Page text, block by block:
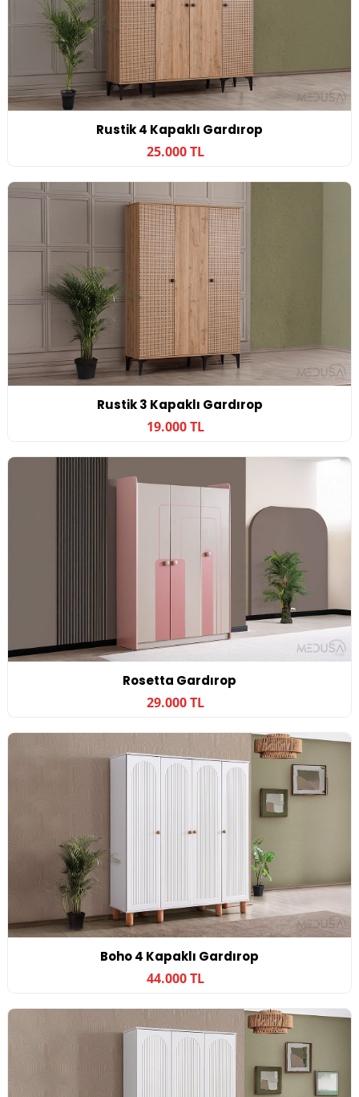
Rustik 4 Kapaklı Gardırop
25.000 TL
Rustik 3 Kapaklı Gardırop
19.000 TL
Rosetta Gardırop
29.000 TL
Boho 4 Kapaklı Gardırop
44.000 TL